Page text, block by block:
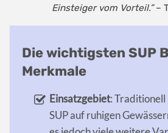
Einsteiger vom Vorteil.”–
Die wichtigsten SUP
Merkmale
Einsatzgebiet:
SUP auf ruhigen